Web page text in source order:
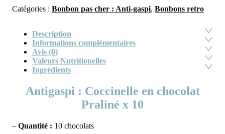
Catégories : Bonbon pas cher : Anti-gaspi, Bonbons retro
Description
Informations complémentaires
Avis (0)
Valeurs Nutritionelles
Ingrédients
Antigaspi : Coccinelle en chocolat
Praliné x 10
– Quantité : 10 chocolats